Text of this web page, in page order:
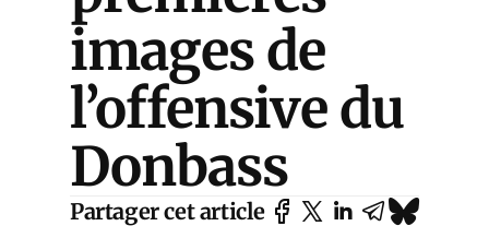
images de
l’offensive du
Donbass
Partager cet article